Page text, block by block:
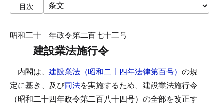
目次
昭和三十一年政令第二百七十三号
建設業法施行令
内閣は、 建設業法（昭和二十四年法律第百号） の規
定に基き、及び同法を実施するため、建設業法施行令
（昭和二十四年政令第二百八十四号）の全部を改正す